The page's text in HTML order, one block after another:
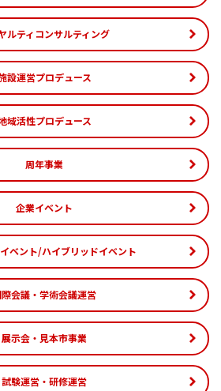
ルティコンサルティング
設運営プロデュース
域活性プロデュース
周年事業
企業イベント
ベント/ハイブリッドイベント
際会議・学術会議運営
展示会・見本市事業
試験運営・研修運営